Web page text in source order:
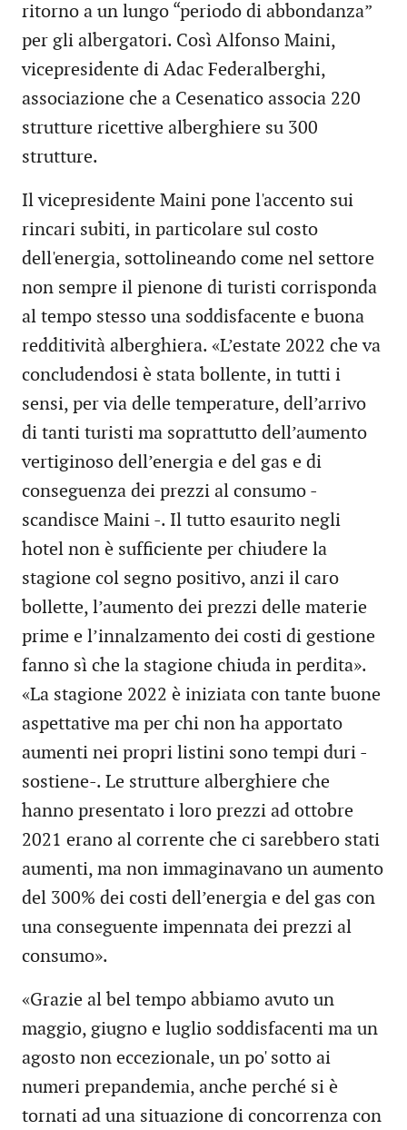
ritorno a un lungo “periodo di abbondanza”
per gli albergatori. Così Alfonso Maini,
vicepresidente di Adac Federalberghi,
associazione che a Cesenatico associa 220
strutture ricettive alberghiere su 300
strutture.
Il vicepresidente Maini pone l'accento sui
rincari subiti, in particolare sul costo
dell'energia, sottolineando come nel settore
non sempre il pienone di turisti corrisponda
al tempo stesso una soddisfacente e buona
redditività alberghiera. «L’estate 2022 che va
concludendosi è stata bollente, in tutti i
sensi, per via delle temperature, dell’arrivo
di tanti turisti ma soprattutto dell’aumento
vertiginoso dell’energia e del gas e di
conseguenza dei prezzi al consumo -
scandisce Maini -. Il tutto esaurito negli
hotel non è sufficiente per chiudere la
stagione col segno positivo, anzi il caro
bollette, l’aumento dei prezzi delle materie
prime e l’innalzamento dei costi di gestione
fanno sì che la stagione chiuda in perdita».
«La stagione 2022 è iniziata con tante buone
aspettative ma per chi non ha apportato
aumenti nei propri listini sono tempi duri -
sostiene-. Le strutture alberghiere che
hanno presentato i loro prezzi ad ottobre
2021 erano al corrente che ci sarebbero stati
aumenti, ma non immaginavano un aumento
del 300% dei costi dell’energia e del gas con
una conseguente impennata dei prezzi al
consumo».
«Grazie al bel tempo abbiamo avuto un
maggio, giugno e luglio soddisfacenti ma un
agosto non eccezionale, un po' sotto ai
numeri prepandemia, anche perché si è
tornati ad una situazione di concorrenza con